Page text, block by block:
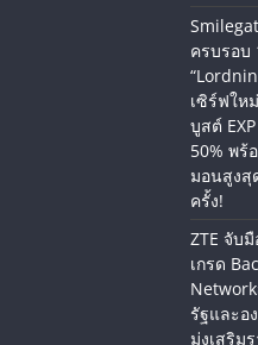
ครบรอบ
เซิร์ฟใหม่
บูสต์
50% พร้
มอนสูงสุ
ครั้ง!
ZTE จับ
เกรด
รัฐและอ
มุ่งเสริม